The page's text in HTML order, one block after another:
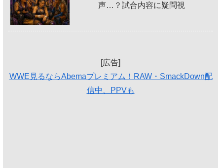
声…？試合内容に疑問視
[広告]
WWE見るならAbemaプレミアム！RAW・SmackDown配
信中、PPVも